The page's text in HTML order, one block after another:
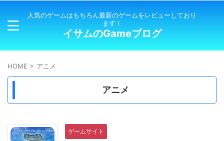
人気のゲームはもちろん最新のゲームをレビューしており
ます！
イサムのGameブログ
HOME > アニメ
アニメ
ゲームサイト